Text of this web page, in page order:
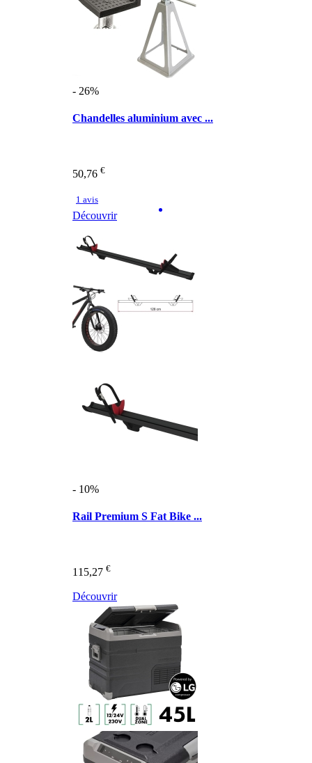
- 26%
Chandelles aluminium avec ...
50,76 €
1 avis
Découvrir
- 10%
Rail Premium S Fat Bike ...
115,27 €
Découvrir